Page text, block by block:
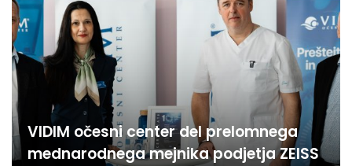
VIDIM očesni center del prelomnega
mednarodnega mejnika podjetja ZEISS